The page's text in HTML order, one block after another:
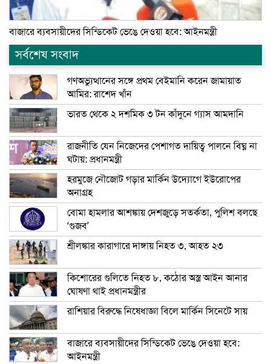
বাজারে ব্যবসায়ীদের সিন্ডিকেট ভেঙে দেওয়া হবে: আইনমন্ত্রী
সর্বশেষ সংবাদ
গণঅভ্যুত্থানের সঙ্গে প্রথম বেইমানি করেন জামায়াত
আমির: রাশেদ খাঁন
ভারত থেকে ২ দশমিক ৩ টন কাঁদুনে গ্যাস আমদানি
রাজনীতি যেন নিজেদের পেশাগত দায়িত্ব পালনে বিঘ্ন না
ঘটায়: প্রধানমন্ত্রী
হরমুজে নৌজোট গড়ার মার্কিন উদ্যোগে ইউরোপের
অনাগ্রহ
বোমা হামলার আশঙ্কায় দেশজুড়ে সতর্কতা, পুলিশ বলছে
‘গুজব’
শ্রীলঙ্কার কারাগারে দাঙ্গায় নিহত ৩, আহত ২৩
কিশোরের গুলিতে নিহত ৮, কঠোর অস্ত্র আইন আনার
ঘোষণা থাই প্রধানমন্ত্রীর
রাশিয়ার বিরুদ্ধে নিষেধাজ্ঞা বিলে মার্কিন সিনেটে সায়
বাজারে ব্যবসায়ীদের সিন্ডিকেট ভেঙে দেওয়া হবে:
আইনমন্ত্রী